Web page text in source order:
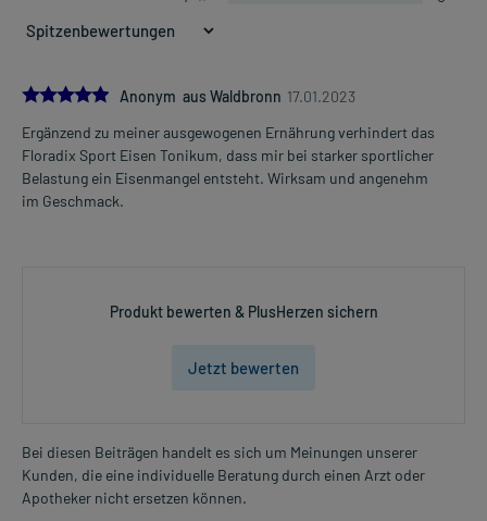
5.0Anonym aus Waldbronn 17.01.2023
Ergänzend zu meiner ausgewogenen Ernährung verhindert das
Floradix Sport Eisen Tonikum, dass mir bei starker sportlicher
Belastung ein Eisenmangel entsteht. Wirksam und angenehm
im Geschmack.
Produkt bewerten & PlusHerzen sichern
Jetzt bewerten
Bei diesen Beiträgen handelt es sich um Meinungen unserer
Kunden, die eine individuelle Beratung durch einen Arzt oder
Apotheker nicht ersetzen können.